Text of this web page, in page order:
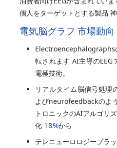
個人をターゲットとする製品 神
電気脳グラフ 市場動向
Electroencephalographs
転されます AI主導のEEG
電極技術。
リアルタイム脳信号処理
よびneurofeedbackのよ
トロニックのAIアルゴリ
化 18%から
テレニューロロジープラ